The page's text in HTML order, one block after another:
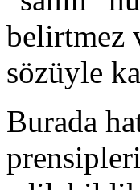
belirtmez
sözüyle
Burada